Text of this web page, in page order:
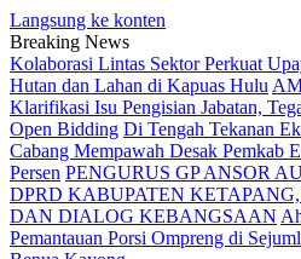
Langsung ke konten
Breaking News
Kolaborasi Lintas Sektor Perkuat
Hutan dan Lahan di Kapuas Hulu
Klarifikasi Isu Pengisian Jabatan,
Open Bidding Di Tengah Tekanan
Cabang Mempawah Desak Pemkab
Persen PENGURUS GP ANSOR
DPRD KABUPATEN
DAN DIALOG KEBANGSAAN
Pemantauan Porsi Ompreng di